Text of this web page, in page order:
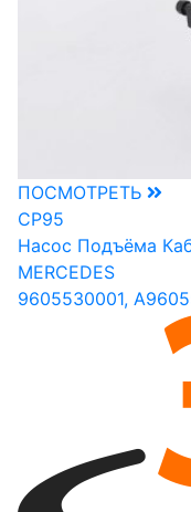
ПОСМОТРЕТЬ
CP95
Насос Подъёма
MERCEDES
9605530001,